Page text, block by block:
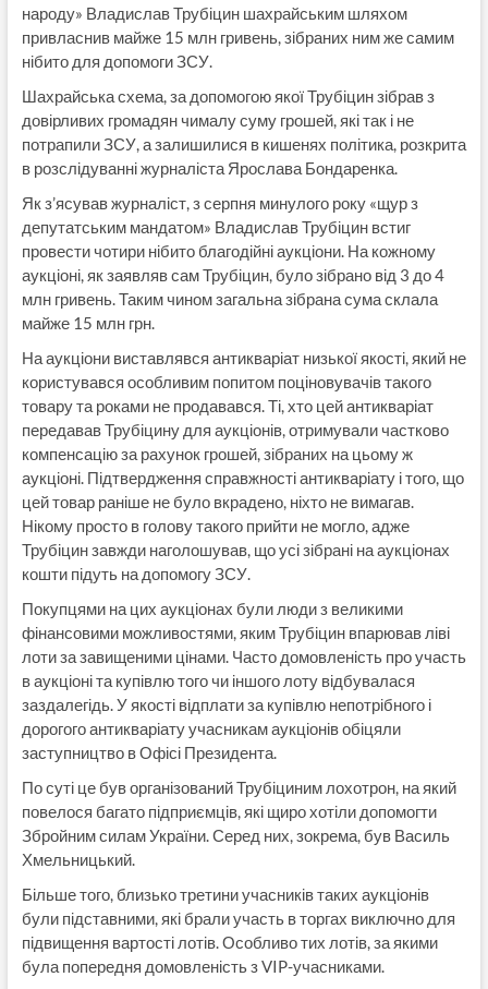
народу» Владислав Трубіцин шахрайським шляхом
привласнив майже 15 млн гривень, зібраних ним же самим
нібито для допомоги ЗСУ.
Шахрайська схема, за допомогою якої Трубіцин зібрав з
довірливих громадян чималу суму грошей, які так і не
потрапили ЗСУ, а залишилися в кишенях політика, розкрита
в розслідуванні журналіста Ярослава Бондаренка.
Як з’ясував журналіст, з серпня минулого року «щур з
депутатським мандатом» Владислав Трубіцин встиг
провести чотири нібито благодійні аукціони. На кожному
аукціоні, як заявляв сам Трубіцин, було зібрано від 3 до 4
млн гривень. Таким чином загальна зібрана сума склала
майже 15 млн грн.
На аукціони виставлявся антикваріат низької якості, який не
користувався особливим попитом поціновувачів такого
товару та роками не продавався. Ті, хто цей антикваріат
передавав Трубіцину для аукціонів, отримували частково
компенсацію за рахунок грошей, зібраних на цьому ж
аукціоні. Підтвердження справжності антикваріату і того, що
цей товар раніше не було вкрадено, ніхто не вимагав.
Нікому просто в голову такого прийти не могло, адже
Трубіцин завжди наголошував, що усі зібрані на аукціонах
кошти підуть на допомогу ЗСУ.
Покупцями на цих аукціонах були люди з великими
фінансовими можливостями, яким Трубіцин впарював ліві
лоти за завищеними цінами. Часто домовленість про участь
в аукціоні та купівлю того чи іншого лоту відбувалася
заздалегідь. У якості відплати за купівлю непотрібного і
дорогого антикваріату учасникам аукціонів обіцяли
заступництво в Офісі Президента.
По суті це був організований Трубіциним лохотрон, на який
повелося багато підприємців, які щиро хотіли допомогти
Збройним силам України. Серед них, зокрема, був Василь
Хмельницький.
Більше того, близько третини учасників таких аукціонів
були підставними, які брали участь в торгах виключно для
підвищення вартості лотів. Особливо тих лотів, за якими
була попередня домовленість з VIP-учасниками.